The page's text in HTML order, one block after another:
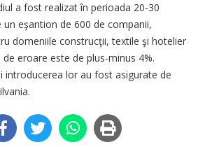
a fost realizat în perioada 20-30
eşantion de 600 de companii,
domeniile construcţii, textile şi hotelier
eroare este de plus-minus 4%.
introducerea lor au fost asigurate de